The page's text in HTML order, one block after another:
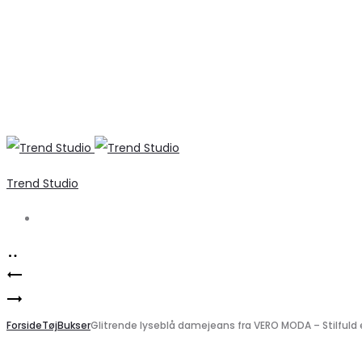
Trend Studio
Product
navigation
Top
VILA
Striktrøje
ForsideTøjBukserGlitrende lyseblå damejeans fra VERO MODA – Stilfuld